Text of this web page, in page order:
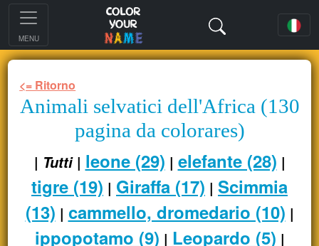
MENU
<= Ritorno
Animali selvatici dell'Africa (130
pagina da colorares)
| Tutti| leone (29) | elefante (28) |
tigre (19) | Giraffa (17) | Scimmia
(13) | cammello, dromedario (10) |
ippopotamo (9) | Leopardo (5) |